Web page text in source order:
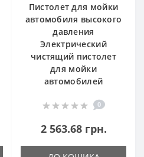
Пистолет для мойки
автомобиля высокого
давления
Электрический
чистящий пистолет
для мойки
автомобилей
0
2 563.68 грн.